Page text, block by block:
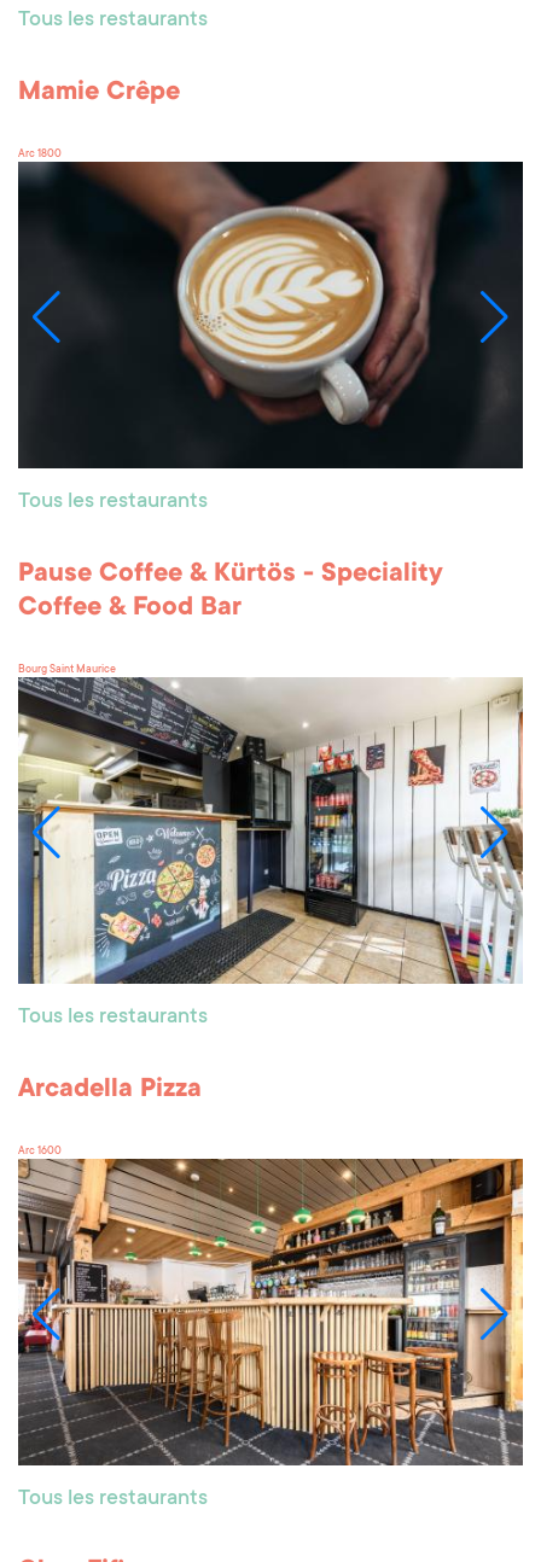
Tous les restaurants
Mamie Crêpe
Arc 1800
Tous les restaurants
Pause Coffee & Kürtös - Speciality
Coffee & Food Bar
Bourg Saint Maurice
Tous les restaurants
Arcadella Pizza
Arc 1600
Tous les restaurants